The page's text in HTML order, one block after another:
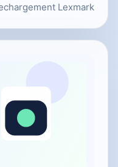
Lexmark